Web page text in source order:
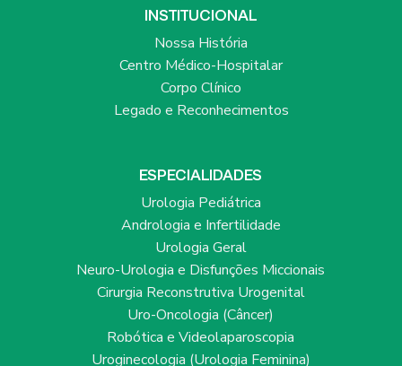
INSTITUCIONAL
Nossa História
Centro Médico-Hospitalar
Corpo Clínico
Legado e Reconhecimentos
ESPECIALIDADES
Urologia Pediátrica
Andrologia e Infertilidade
Urologia Geral
Neuro-Urologia e Disfunções Miccionais
Cirurgia Reconstrutiva Urogenital
Uro-Oncologia (Câncer)
Robótica e Videolaparoscopia
Uroginecologia (Urologia Feminina)